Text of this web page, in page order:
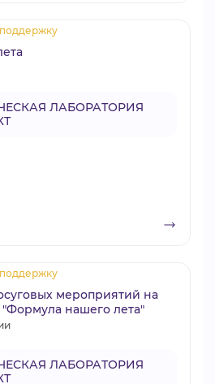
ЛАБОРАТОРИЯ
мероприятий на
нашего лета"
ЛАБОРАТОРИЯ